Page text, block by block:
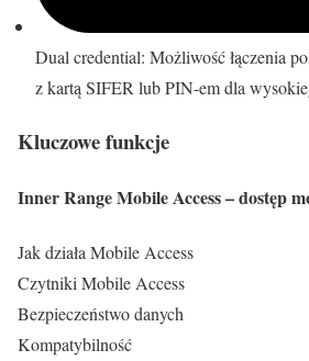
Dual credential: Możliwość łączenia
z kartą SIFER lub PIN-em dla
Kluczowe funkcje
Inner Range Mobile Access – dostęp
Jak działa Mobile Access
Czytniki Mobile Access
Bezpieczeństwo danych
Kompatybilność